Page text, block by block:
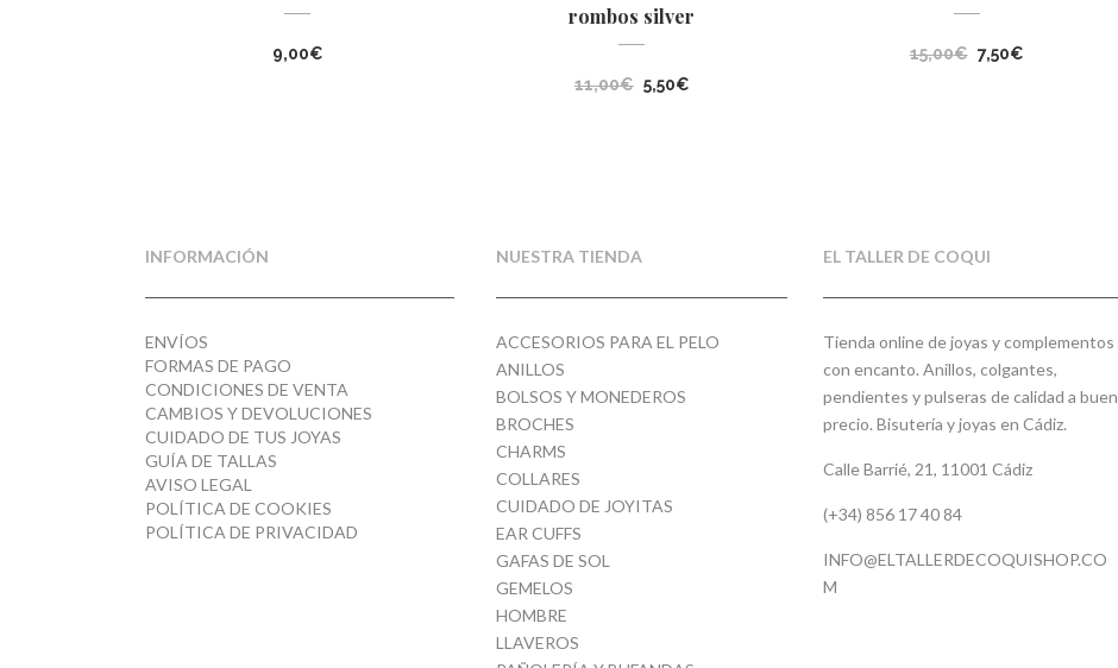
9,00€
rombos silver
11,00€ El
5,50€El
15,00€ El
7,50€El
INFORMACIÓN
ENVÍOS
FORMAS DE PAGO
CONDICIONES DE VENTA
CAMBIOS Y DEVOLUCIONES
CUIDADO DE TUS JOYAS
GUÍA DE TALLAS
AVISO LEGAL
POLÍTICA DE COOKIES
POLÍTICA DE PRIVACIDAD
NUESTRA TIENDA
ACCESORIOS PARA EL PELO
ANILLOS
BOLSOS Y MONEDEROS
BROCHES
CHARMS
COLLARES
CUIDADO DE JOYITAS
EAR CUFFS
GAFAS DE SOL
GEMELOS
HOMBRE
LLAVEROS
EL TALLER DE COQUI
Tienda online de joyas y complementos
con encanto. Anillos, colgantes,
pendientes y pulseras de calidad a buen
precio. Bisutería y joyas en Cádiz.
Calle Barrié, 21, 11001 Cádiz
(+34) 856 17 40 84
INFO@ELTALLERDECOQUISHOP.CO
M